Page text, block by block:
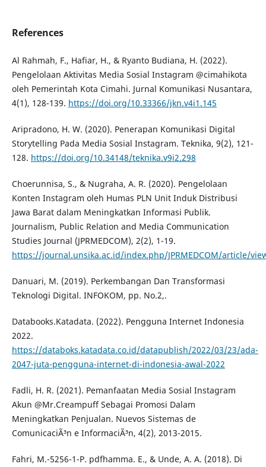
References
Al Rahmah, F., Hafiar, H., & Ryanto Budiana, H. (2022).
Pengelolaan Aktivitas Media Sosial Instagram @cimahikota
oleh Pemerintah Kota Cimahi. Jurnal Komunikasi Nusantara,
4(1), 128-139. https://doi.org/10.33366/jkn.v4i1.145
Aripradono, H. W. (2020). Penerapan Komunikasi Digital
Storytelling Pada Media Sosial Instagram. Teknika, 9(2), 121-
128. https://doi.org/10.34148/teknika.v9i2.298
Choerunnisa, S., & Nugraha, A. R. (2020). Pengelolaan
Konten Instagram oleh Humas PLN Unit Induk Distribusi
Jawa Barat dalam Meningkatkan Informasi Publik.
Journalism, Public Relation and Media Communication
Studies Journal (JPRMEDCOM), 2(2), 1-19.
https://journal.unsika.ac.id/index.php/JPRMEDCOM/article/
Danuari, M. (2019). Perkembangan Dan Transformasi
Teknologi Digital. INFOKOM, pp. No.2,.
Databooks.Katadata. (2022). Pengguna Internet Indonesia
2022.
https://databoks.katadata.co.id/datapublish/2022/03/23/ada-
2047-juta-pengguna-internet-di-indonesia-awal-2022
Fadli, H. R. (2021). Pemanfaatan Media Sosial Instagram
Akun @Mr.Creampuff Sebagai Promosi Dalam
Meningkatkan Penjualan. Nuevos Sistemas de
ComunicaciÃ³n e InformaciÃ³n, 4(2), 2013-2015.
Fahri, M.-5256-1-P. pdfhamma. E., & Unde, A. A. (2018). Di